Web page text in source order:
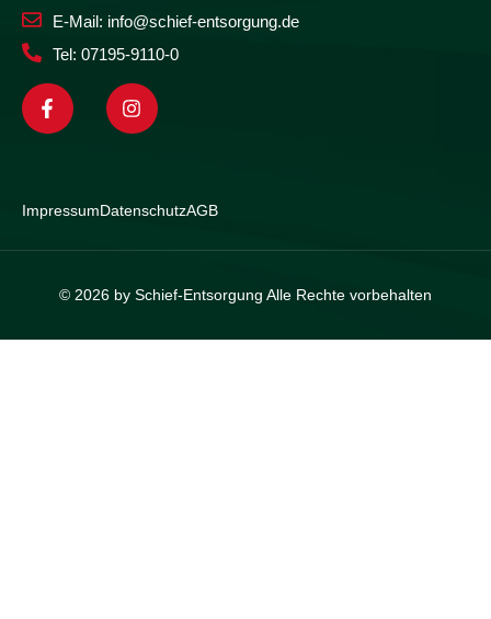
E-Mail: info@schief-entsorgung.de
Tel: 07195-9110-0
ImpressumDatenschutzAGB
© 2026 by Schief-Entsorgung Alle Rechte vorbehalten